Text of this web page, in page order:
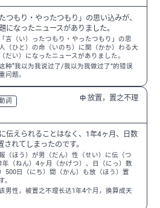
つもり・やったつもり」の思い込みが、
になったニュースがありました。
言（い）ったつもり・やったつもり」の思
（ひと）の命（いのち）に関（かか）わる大
だい）になったニュースがありました。
种“我以为我说过了/我以为我做过了”的错误
问题。
詞 中 放置，置之不理
伝えられることはなく、1年4ヶ月、日数
れてしまったのです。
（ほう）が男（だん）性（せい）に伝（つ
（ねん）4ヶ月（かげつ）、日（にっ）数
500日（にち）間（かん）も放（ほう）置
。
男性，被置之不理长达1年4个月，换算成天